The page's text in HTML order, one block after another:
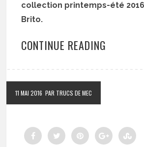
collection printemps-été
Brito.
CONTINUE READING
11 MAI 2016 PAR TRUCS DE MEC